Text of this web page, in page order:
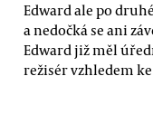
Edward ale po
a nedočká se ani
Edward již měl
režisér vzhledem